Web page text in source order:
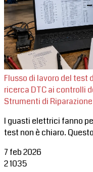
Flusso di lavoro del test
ricerca DTC ai controlli
Strumenti di
I guasti elettrici fanno
test non è chiaro.
7 feb 2026
21035